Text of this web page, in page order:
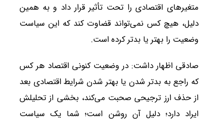
متغیرهای اقتصادی را تحت تأثیر قرار داد و به همین
دلیل، هیچ کس نمی‌تواند قضاوت کند که این سیاست
وضعیت را بهتر یا بدتر کرده است.
صادقی اظهار داشت: در وضعیت کنونی اقتصاد هر کس
که راجع به بدتر شدن یا بهتر شدن شرایط اقتصادی بعد
از حذف ارز ترجیحی صحبت می‌کند، بخشی از تحلیلش
ایراد دارد؛ دلیل آن روشن است؛ شما یک سیاست